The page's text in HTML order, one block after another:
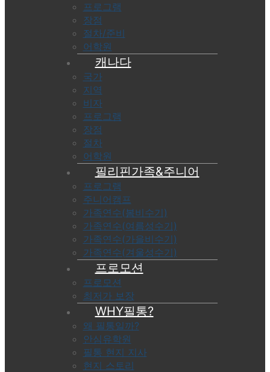
프로그램
장점
절차/준비
어학원
캐나다
국가
지역
비자
프로그램
장점
절차
어학원
필리핀가족&주니어
프로그램
주니어캠프
가족연수(봄비수기)
가족연수(여름성수기)
가족연수(가을비수기)
가족연수(겨울성수기)
프로모션
프로모션
최저가 보장
WHY필통?
왜 필통일까?
안심유학원
필통 현지 지사
현지 스토리